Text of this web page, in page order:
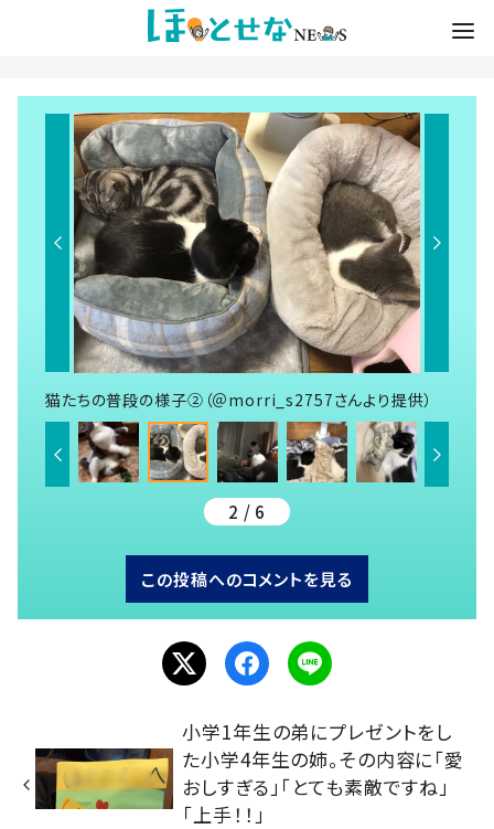
猫たちの普段の様子②（＠morri_s2757さんより提供）
2 / 6
この投稿へのコメントを見る
小学1年生の弟にプレゼントをし
た小学4年生の姉。その内容に「愛
おしすぎる」「とても素敵ですね」
「上手！！」